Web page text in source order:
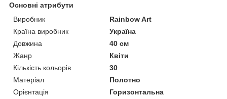
Основні атрибути
Виробник
Rainbow Art
Країна виробник
Україна
Довжина
40 см
Жанр
Квіти
Кількість кольорів
30
Матеріал
Полотно
Орієнтація
Горизонтальна